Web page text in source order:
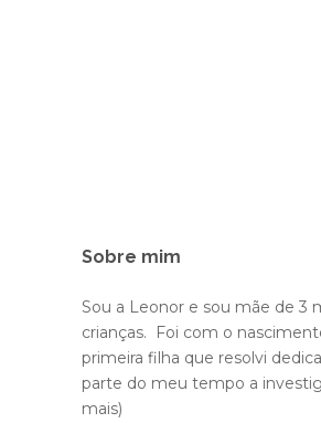
Sobre mim
Sou a Leonor e sou mãe de 3
crianças. Foi com o
primeira filha que resolvi
parte do meu tempo a
mais)